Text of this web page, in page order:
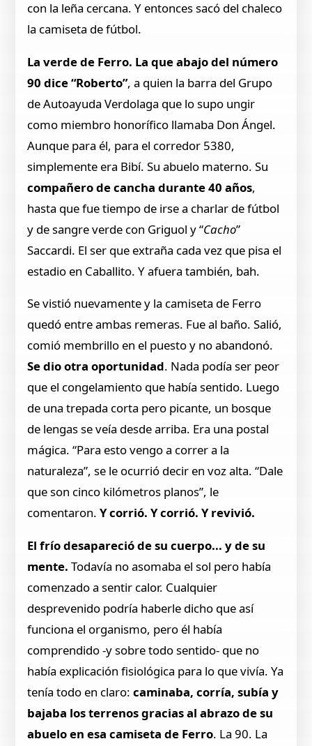
con la leña cercana. Y entonces sacó del chaleco
la camiseta de fútbol.
La verde de Ferro. La que abajo del número
90 dice “Roberto”, a quien la barra del Grupo
de Autoayuda Verdolaga que lo supo ungir
como miembro honorífico llamaba Don Ángel.
Aunque para él, para el corredor 5380,
simplemente era Bibí. Su abuelo materno. Su
compañero de cancha durante 40 años,
hasta que fue tiempo de irse a charlar de fútbol
y de sangre verde con Griguol y “Cacho”
Saccardi. El ser que extraña cada vez que pisa el
estadio en Caballito. Y afuera también, bah.
Se vistió nuevamente y la camiseta de Ferro
quedó entre ambas remeras. Fue al baño. Salió,
comió membrillo en el puesto y no abandonó.
Se dio otra oportunidad. Nada podía ser peor
que el congelamiento que había sentido. Luego
de una trepada corta pero picante, un bosque
de lengas se veía desde arriba. Era una postal
mágica. “Para esto vengo a correr a la
naturaleza”, se le ocurrió decir en voz alta. “Dale
que son cinco kilómetros planos”, le
comentaron. Y corrió. Y corrió. Y revivió.
El frío desapareció de su cuerpo... y de su
mente. Todavía no asomaba el sol pero había
comenzado a sentir calor. Cualquier
desprevenido podría haberle dicho que así
funciona el organismo, pero él había
comprendido -y sobre todo sentido- que no
había explicación fisiológica para lo que vivía. Ya
tenía todo en claro:caminaba, corría, subía y
bajaba los terrenos gracias al abrazo de su
abuelo en esa camiseta de Ferro. La 90. La